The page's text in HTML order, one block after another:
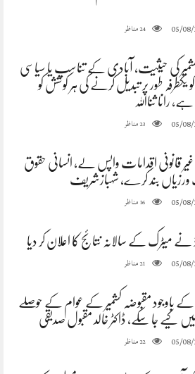
05/
24مناظر
کشمیر کی حیثیت، آبادی کے تناسب یا سیاسی
یکطرفہ طور پر تبدیل کرنے کی ہر کوشش کو
ہے، رانا ثنااللہ
05/
23مناظر
قانونی اقدامات واپس لے، انسانی حقوق
ورزیاں بند کرے، شہبازشریف
05/
16مناظر
نے میٹرک کے سالانہ نتائج کا اعلان کر دیا
05/
21مناظر
کے باوجود مقبوضہ کشمیر کے عوام کے حوصلے
کیے جا سکے، ڈاکٹر خالد مقبول صدیقی
05/
22مناظر